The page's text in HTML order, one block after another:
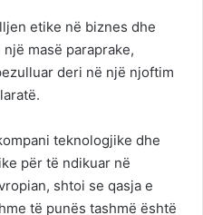
etike në biznes dhe
masë paraprake,
deri në një njoftim
teknologjike dhe
për të ndikuar në
shtoi se qasja e
të punës tashmë është